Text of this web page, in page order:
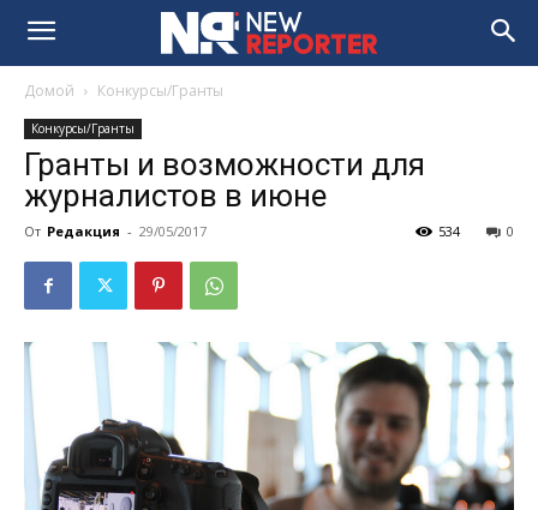
Домой Конкурсы/Гранты
Конкурсы/Гранты
Гранты и возможности для
журналистов в июне
От Редакция - 29/05/2017 0
534